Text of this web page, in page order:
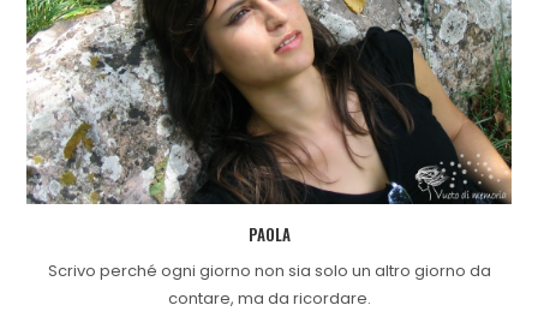
PAOLA
Scrivo perché ogni giorno non sia solo un altro giorno da
contare, ma da ricordare.